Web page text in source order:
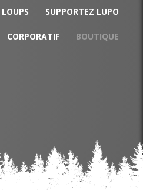
SUPPORTEZ LUPO
CORPORATIF BOUTIQUE